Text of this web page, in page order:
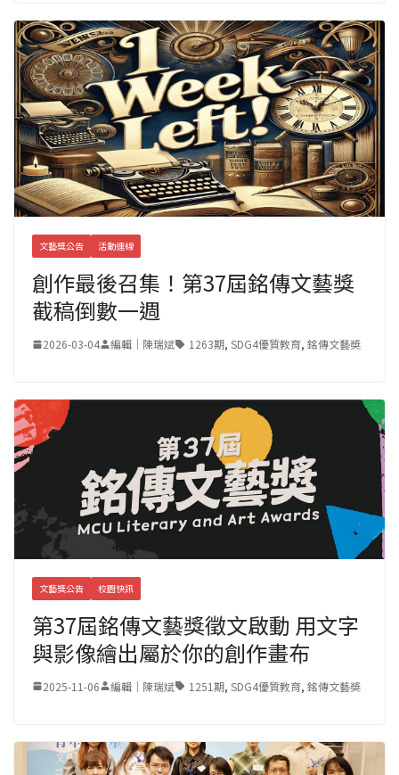
文藝獎公告 活動連線
創作最後召集！第37屆銘傳文藝獎
截稿倒數一週
2026-03-04 編輯｜陳瑞斌 1263期, SDG4優質教育, 銘傳文藝奬
文藝獎公告 校園快訊
第37屆銘傳文藝獎徵文啟動 用文字
與影像繪出屬於你的創作畫布
2025-11-06 編輯｜陳瑞斌 1251期, SDG4優質教育, 銘傳文藝奬